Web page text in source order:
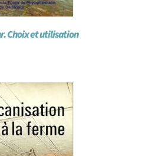
Choix et utilisation